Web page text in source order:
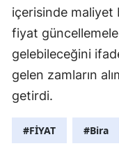
içerisinde maliyet
fiyat
gelebileceğini
gelen zamların
getirdi.
#FİYAT #Bira